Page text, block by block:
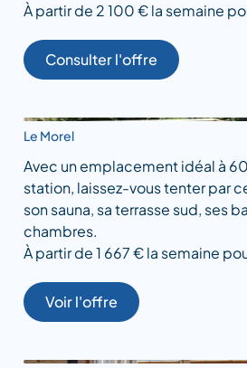
À partir de 2 100 € la semaine
Consulter l'offre
Le Morel
Avec un emplacement idéal à
station, laissez-vous tenter par
son sauna, sa terrasse sud, ses
chambres.
À partir de 1 667 € la semaine
Voir l'offre